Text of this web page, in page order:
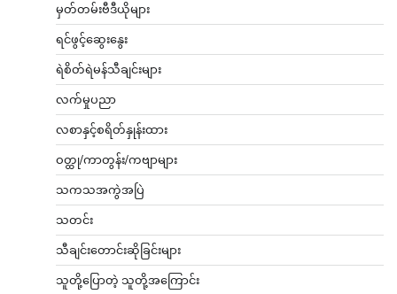
မှတ်တမ်းဗီဒီယိုများ
ရင်ဖွင့်ဆွေးနွေး
ရဲစိတ်ရဲမန်သီချင်းများ
လက်မှုပညာ
လစာနှင့်စရိတ်နှုန်းထား
ဝတ္ထု/ကာတွန်း/ကဗျာများ
သကသအကွဲအပြဲ
သတင်း
သီချင်းတောင်းဆိုခြင်းများ
သူတို့ပြောတဲ့ သူတို့အကြောင်း